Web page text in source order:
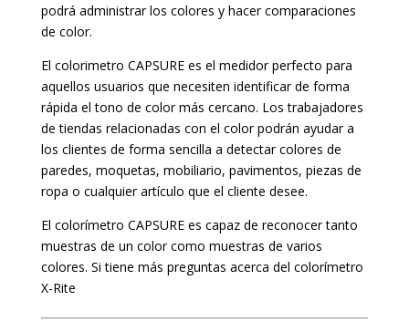
podrá administrar los colores y hacer comparaciones
de color.
El colorimetro CAPSURE es el medidor perfecto para
aquellos usuarios que necesiten identificar de forma
rápida el tono de color más cercano. Los trabajadores
de tiendas relacionadas con el color podrán ayudar a
los clientes de forma sencilla a detectar colores de
paredes, moquetas, mobiliario, pavimentos, piezas de
ropa o cualquier artículo que el cliente desee.
El colorímetro CAPSURE es capaz de reconocer tanto
muestras de un color como muestras de varios
colores. Si tiene más preguntas acerca del colorímetro
X-Rite